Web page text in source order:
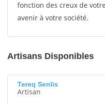
fonction des creux de
avenir à votre société.
Artisans Disponibles
Tereq Senlis
Artisan